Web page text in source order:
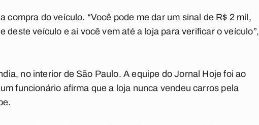
do veículo. “Você pode me dar um sinal de R$ 2 mil,
deste veículo e ai você vem até a loja para verificar o veículo”,
no interior de São Paulo. A equipe do Jornal Hoje foi ao
funcionário afirma que a loja nunca vendeu carros pela